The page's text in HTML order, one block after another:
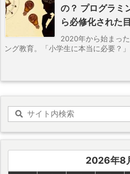
の？ プログラミ
ら必修化された
2020年から始まっ
ング教育。「小学生に本当に必要？
2026年8